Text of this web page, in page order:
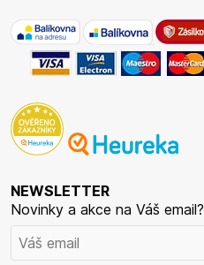
NEWSLETTER
Novinky a akce na Váš email?